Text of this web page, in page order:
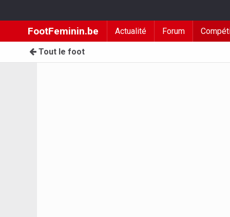
FootFeminin.be Actualité Forum
Tout le foot